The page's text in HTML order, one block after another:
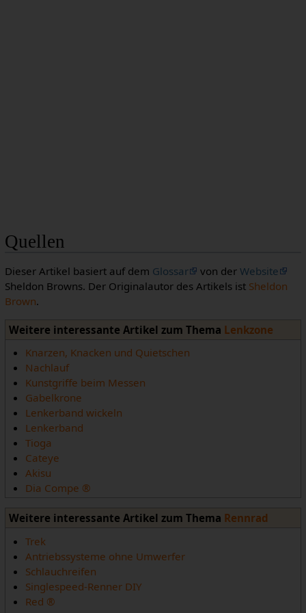
Quellen
Dieser Artikel basiert auf dem Glossar von der Website
Sheldon Browns. Der Originalautor des Artikels ist Sheldon
Brown.
Weitere interessante Artikel zum Thema Lenkzone
Knarzen, Knacken und Quietschen
Nachlauf
Kunstgriffe beim Messen
Gabelkrone
Lenkerband wickeln
Lenkerband
Tioga
Cateye
Akisu
Dia Compe ®
Weitere interessante Artikel zum Thema Rennrad
Trek
Antriebssysteme ohne Umwerfer
Schlauchreifen
Singlespeed-Renner DIY
Red ®